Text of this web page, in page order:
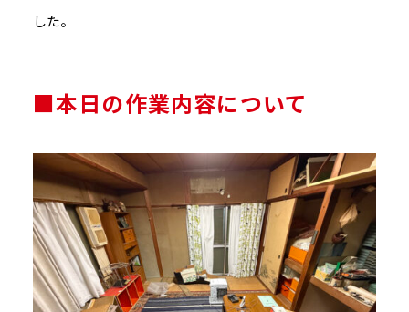
した。
■本日の作業内容について